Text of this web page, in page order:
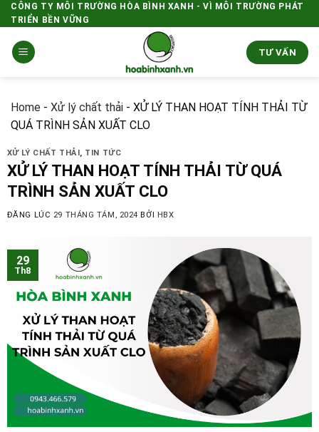
Skip
to
content
CÔNG TY MÔI TRƯỜNG HÒA BÌNH XANH - VÌ MÔI TRƯỜNG PHÁT
TRIỂN BỀN VỮNG
TƯ VẤN
Home - Xử lý chất thải - XỬ LÝ THAN HOẠT TÍNH THẢI TỪ
QUÁ TRÌNH SẢN XUẤT CLO
XỬ LÝ CHẤT THẢI, TIN TỨC
XỬ LÝ THAN HOẠT TÍNH THẢI TỪ QUÁ
TRÌNH SẢN XUẤT CLO
ĐĂNG LÚC 29 THÁNG TÁM, 2024 BỞI HBX
29
Th8